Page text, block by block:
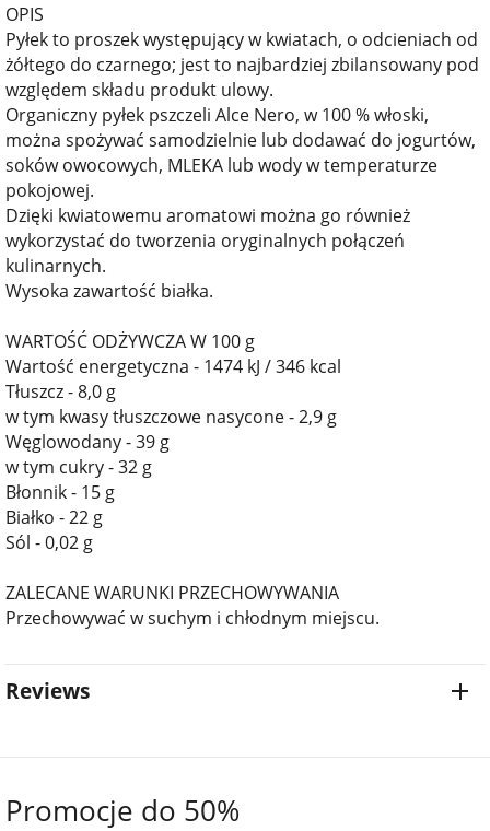
OPIS
Pyłek to proszek występujący w kwiatach, o odcieniach od
żółtego do czarnego; jest to najbardziej zbilansowany pod
względem składu produkt ulowy.
Organiczny pyłek pszczeli Alce Nero, w 100 % włoski,
można spożywać samodzielnie lub dodawać do jogurtów,
soków owocowych, MLEKA lub wody w temperaturze
pokojowej.
Dzięki kwiatowemu aromatowi można go również
wykorzystać do tworzenia oryginalnych połączeń
kulinarnych.
Wysoka zawartość białka.
WARTOŚĆ ODŻYWCZA W 100 g
Wartość energetyczna - 1474 kJ / 346 kcal
Tłuszcz - 8,0 g
w tym kwasy tłuszczowe nasycone - 2,9 g
Węglowodany - 39 g
w tym cukry - 32 g
Błonnik - 15 g
Białko - 22 g
Sól - 0,02 g
ZALECANE WARUNKI PRZECHOWYWANIA
Przechowywać w suchym i chłodnym miejscu.
Reviews
Promocje do 50%